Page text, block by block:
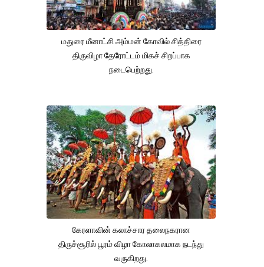
மதுரை மீனாட்சி அம்மன் கோவில் சித்திரை
திருவிழா தேரோட்டம் மிகச் சிறப்பாக
நடைபெற்றது.
கேரளாவின் கலாச்சார தலைநகரான
திருச்சூரில் பூரம் விழா கோலாகலமாக நடந்து
வருகிறது.